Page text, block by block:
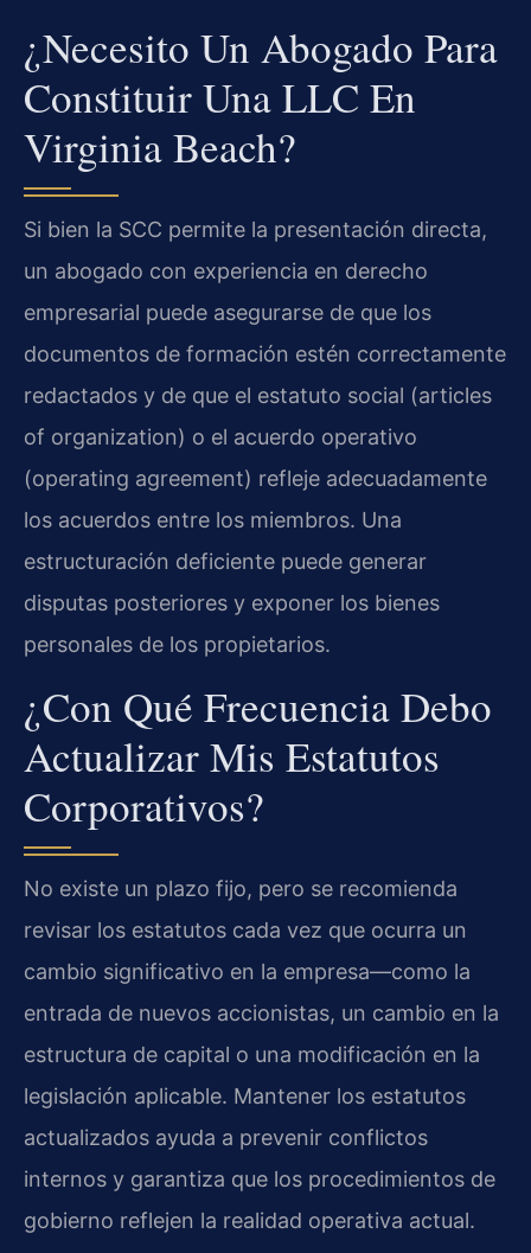
¿Necesito Un Abogado Para
Constituir Una LLC En
Virginia Beach?
Si bien la SCC permite la presentación directa,
un abogado con experiencia en derecho
empresarial puede asegurarse de que los
documentos de formación estén correctamente
redactados y de que el estatuto social (articles
of organization) o el acuerdo operativo
(operating agreement) refleje adecuadamente
los acuerdos entre los miembros. Una
estructuración deficiente puede generar
disputas posteriores y exponer los bienes
personales de los propietarios.
¿Con Qué Frecuencia Debo
Actualizar Mis Estatutos
Corporativos?
No existe un plazo fijo, pero se recomienda
revisar los estatutos cada vez que ocurra un
cambio significativo en la empresa—como la
entrada de nuevos accionistas, un cambio en la
estructura de capital o una modificación en la
legislación aplicable. Mantener los estatutos
actualizados ayuda a prevenir conflictos
internos y garantiza que los procedimientos de
gobierno reflejen la realidad operativa actual.